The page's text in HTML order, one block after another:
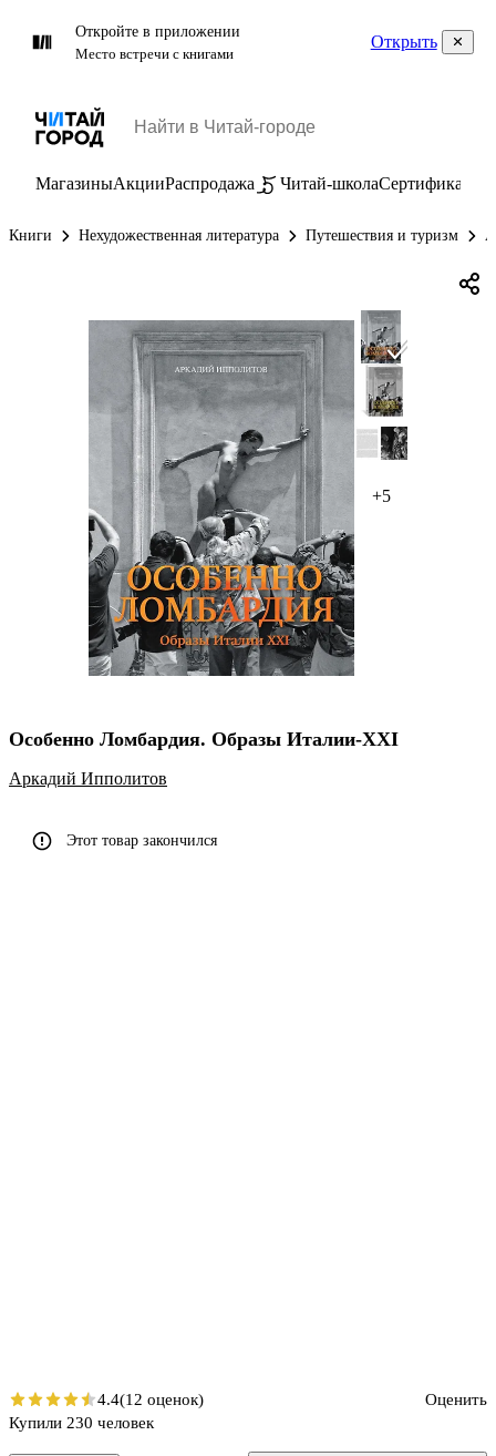
Откройте в приложении
Место встречи с книгами
Открыть
МагазиныАкцииРаспродажа Читай-школаСертификаты
Книги Нехудожественная литература Путешествия и туризм
+5
Особенно Ломбардия. Образы Италии-XXI
Аркадий Ипполитов
Этот товар закончился
4.4(12 оценок)
Оценить
Купили 230 человек